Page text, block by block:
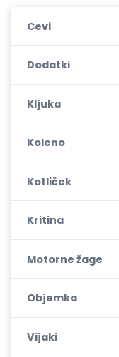
Cevi
Dodatki
Kljuka
Koleno
Kotliček
Kritina
Motorne žage
Objemka
Vijaki